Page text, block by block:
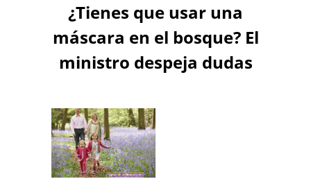
¿Tienes que usar una
máscara en el bosque? El
ministro despeja dudas